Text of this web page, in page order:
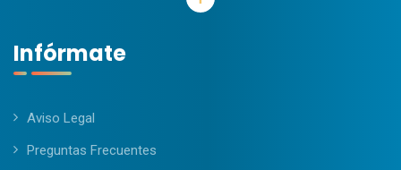
Infórmate
Aviso Legal
Preguntas Frecuentes